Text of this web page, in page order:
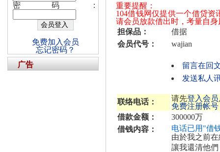
重要提醒：
104借钱网仅提供一个借贷
请会员放款借出时，考量自
担保品：
借据
会员代号：
wajian
留言在回
发送私人
联络电话： 请先登入会员
免费注册帐号
借款金额：
300000万
借钱内容：
电话已用"借
由於我之前
讓我還清他
密码：
免费加入会员
忘记密码？
广告